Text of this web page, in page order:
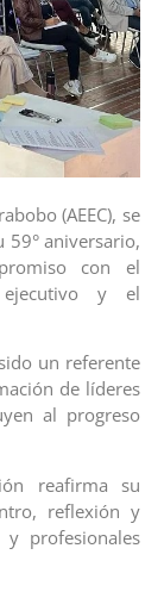
(AEEC), se
59° aniversario,
con el
ejecutivo y el
un referente
de líderes
al progreso
reafirma su
reflexión y
y profesionales